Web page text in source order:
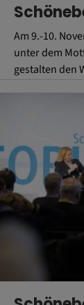
Am 9.-10.
unter dem
gestalten den